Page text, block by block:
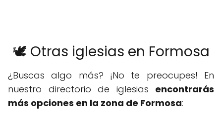
🕊️ Otras iglesias en Formosa
¿Buscas algo más? ¡No te preocupes! En
nuestro directorio de iglesias encontrarás
más opciones en la zona de Formosa: